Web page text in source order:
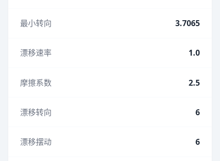
最小转向 3.7065
漂移速率 1.0
摩擦系数 2.5
漂移转向 6
漂移摆动 6